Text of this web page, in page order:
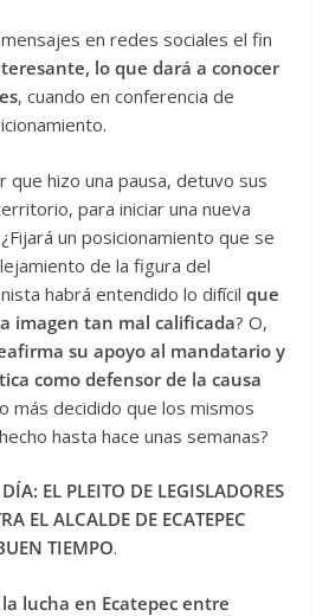
en redes sociales el fin
lo que dará a conocer
, cuando en conferencia de
que hizo una pausa, detuvo sus
para iniciar una nueva
un posicionamiento que se
de la figura del
habrá entendido lo difícil que
imagen tan mal calificada? O,
su apoyo al mandatario y
como defensor de la causa
más decidido que los mismos
hasta hace unas semanas?
EL PLEITO DE LEGISLADORES
EL ALCALDE DE ECATEPEC
TIEMPO.
la lucha en Ecatepec entre